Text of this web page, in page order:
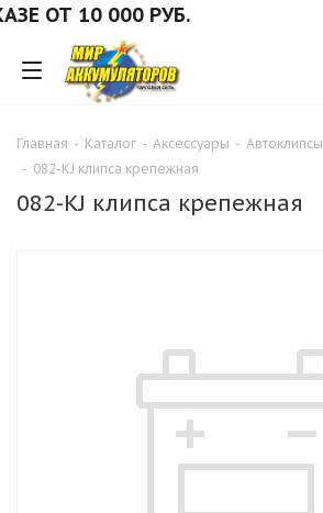
ОТ 10 000 РУБ.
Главная - Каталог - Аксессуары - Автоклипсы
- 082-KJ клипса крепежная
082-KJ клипса крепежная